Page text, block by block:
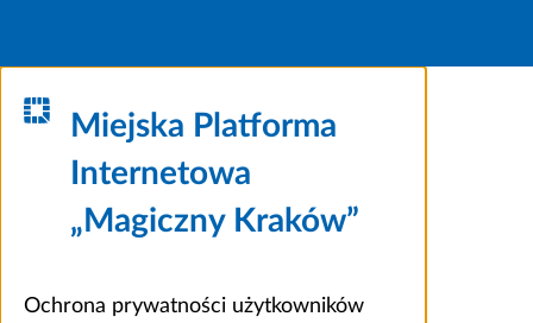
Miejska Platforma
Internetowa
„Magiczny Kraków”
Ochrona prywatności użytkowników